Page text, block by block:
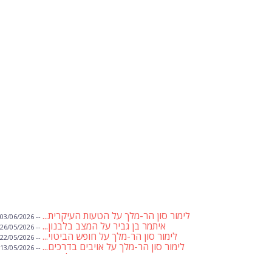
לימור סון הר-מלך על הטעות העיקרית... -- 03/06/2026
איתמר בן גביר על המצב בלבנון... -- 26/05/2026
לימור סון הר-מלך על חופש הביטוי... -- 22/05/2026
לימור סון הר-מלך על אויבים בדרכים... -- 13/05/2026
שבועת אמונים לדעאש